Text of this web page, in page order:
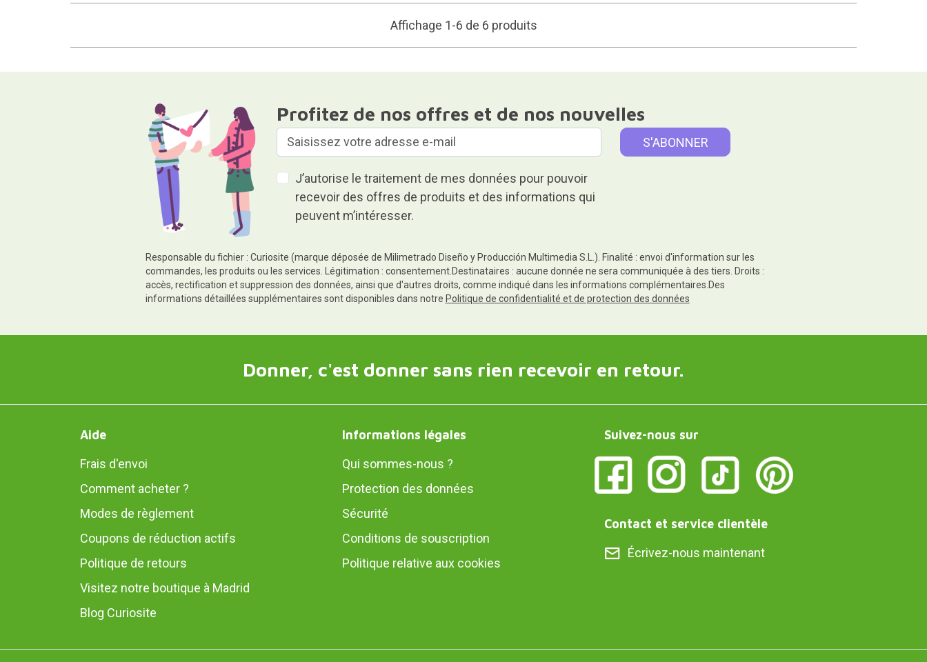
Affichage 1-6 de 6 produits
Profitez de nos offres et de nos nouvelles
J’autorise le traitement de mes données pour pouvoir
recevoir des offres de produits et des informations qui
peuvent m’intéresser.
Responsable du fichier : Curiosite (marque déposée de Milimetrado Diseño y Producción Multimedia S.L.). Finalité : envoi d'information sur les
commandes, les produits ou les services. Légitimation : consentement.Destinataires : aucune donnée ne sera communiquée à des tiers. Droits :
accès, rectification et suppression des données, ainsi que d'autres droits, comme indiqué dans les informations complémentaires.Des
informations détaillées supplémentaires sont disponibles dans notre Politique de confidentialité et de protection des données
Donner, c'est donner sans rien recevoir en retour.
Aide
Frais d'envoi
Comment acheter ?
Modes de règlement
Coupons de réduction actifs
Politique de retours
Visitez notre boutique à Madrid
Blog Curiosite
Informations légales
Qui sommes-nous ?
Protection des données
Sécurité
Conditions de souscription
Politique relative aux cookies
Suivez-nous sur
Contact et service clientèle
Écrivez-nous maintenant